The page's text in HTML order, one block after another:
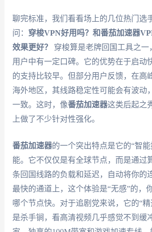
聊完标准，我们看看场上的几位热门选
问： 穿梭VPN好用吗？和番茄加速器
效果更好？
穿梭算是老牌回国工具之一
用户中有一定口碑。它的优势在于启动
的支持比较早。但部分用户反馈，在高
海外地区，其线路稳定性可能会有波动
一致。这时，像番茄加速器这类后起之
上做了不少针对性强化。
番茄加速器的一个突出特点是它的“智
能。它不仅仅是有全球节点，而是通过
条回国线路的负载和延迟，自动将你的
最快的通道上，这个体验是“无感”的，
哪个节点快。对于追剧党来说，它的“
是杀手锏，看高清视频几乎感觉不到缓